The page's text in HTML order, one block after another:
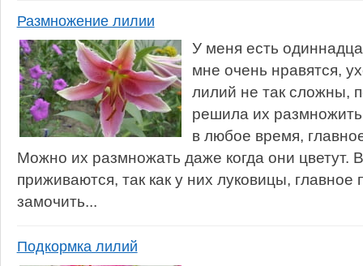
Размножение лилии
У меня есть
мне очень нравятся,
лилий не так сложны,
решила их
в любое время,
Можно их размножать даже когда они цветут.
приживаются, так как у них луковицы, главное
замочить...
Подкормка лилий